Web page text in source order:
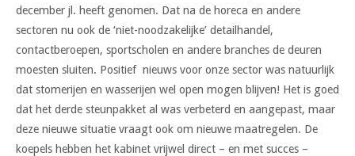
december jl. heeft genomen. Dat na de horeca en andere
sectoren nu ook de ‘niet-noodzakelijke’ detailhandel,
contactberoepen, sportscholen en andere branches de deuren
moesten sluiten. Positief nieuws voor onze sector was natuurlijk
dat stomerijen en wasserijen wel open mogen blijven! Het is goed
dat het derde steunpakket al was verbeterd en aangepast, maar
deze nieuwe situatie vraagt ook om nieuwe maatregelen. De
koepels hebben het kabinet vrijwel direct – en met succes –